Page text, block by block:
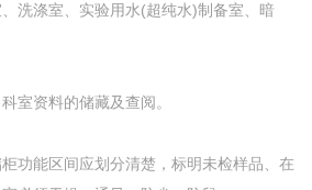
洗涤室、实验用水(超纯水)制备室、暗
室资料的储藏及查阅。
功能区间应划分清楚，标明未检样品、在